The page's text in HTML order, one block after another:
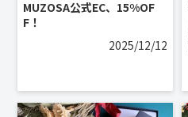
MUZOSA公式EC、15%OF
F！
2025/12/12